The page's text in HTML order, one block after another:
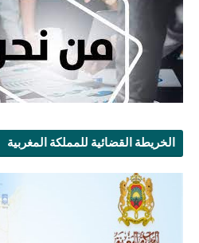
الخريطة القضائية للمملكة المغربية